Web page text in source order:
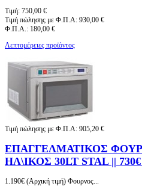
Τιμή: 750,00 €
Τιμή πώλησης με Φ.Π.Α: 930,00 €
Φ.Π.Α.: 180,00 €
Λεπτομέρειες προϊόντος
Τιμή πώλησης με Φ.Π.Α: 905,20 €
ΕΠΑΓΓΕΛΜΑΤΙΚΟΣ
ΗΛ\ΙΚΟΣ 30LT STAL || 730€
1.190€ (Αρχική τιμή) Φουρνος...